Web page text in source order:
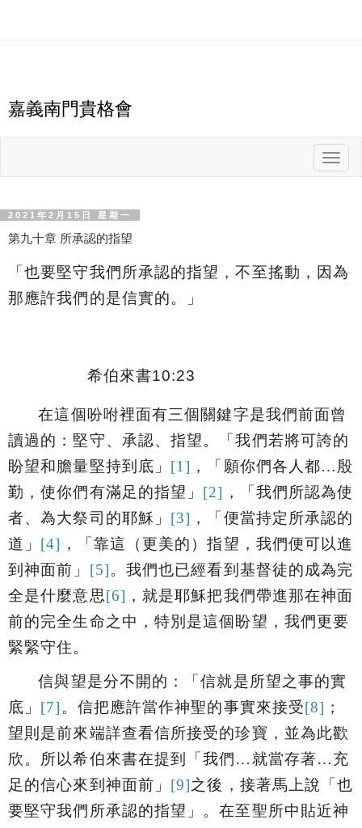
嘉義南門貴格會
T
o
g
2021年2月15日 星期一
第九十章 所承認的指望
「也要堅守我們所承認的指望，不至搖動，因為
那應許我們的是信實的。
」
希伯來書10:23
在這個吩咐裡面有三個關鍵字是我們前面曾
讀過的： 堅守、承認、指望。「我們若將可誇的
盼望和膽量堅持到底 」 [1] ，「 願你們各人都…殷
勤，使你們有滿足的指望 」 [2] ，「 我們所認為使
者、為大祭司的耶穌 」 [3] ，「便當持定所承認的
道」 [4] ，「靠這（ 更美的）指望 ，我們便可以進
到神面前」 [5]。我們也已經看到基督徒的成為完
全是什麼意思[6] ，就是耶穌把我們帶進那在神面
前的完全生命之中，特別是這個盼望，我們更要
緊緊守住。
信與望是分不開的：「信就是所望之事的實
底 」 [7] 。信把應許當作神聖的事實來接受[8] ；
望則是前來端詳查看信所接受的珍寶，並為此歡
欣。所以希伯來書在提到「我們…就當存著…充
足的信心來到神面前 」 [9]之後，接著馬上說「也
要堅守我們所承認的指望 」。在至聖所中貼近神